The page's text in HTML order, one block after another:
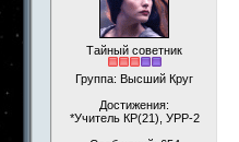
Тайный советник
Группа: Высший Круг
Достижения:
*Учитель КР(21), УРР-2